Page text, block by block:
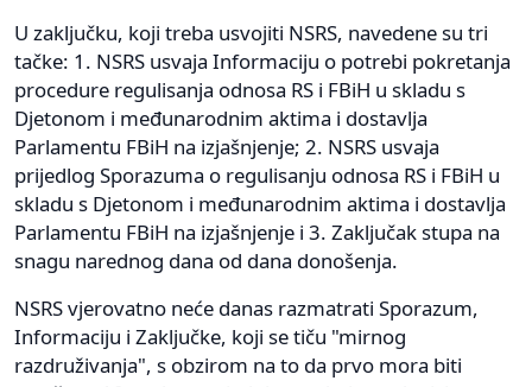
U zaključku, koji treba usvojiti NSRS, navedene su tri
tačke: 1. NSRS usvaja Informaciju o potrebi pokretanja
procedure regulisanja odnosa RS i FBiH u skladu s
Djetonom i međunarodnim aktima i dostavlja
Parlamentu FBiH na izjašnjenje; 2. NSRS usvaja
prijedlog Sporazuma o regulisanju odnosa RS i FBiH u
skladu s Djetonom i međunarodnim aktima i dostavlja
Parlamentu FBiH na izjašnjenje i 3. Zaključak stupa na
snagu narednog dana od dana donošenja.
NSRS vjerovatno neće danas razmatrati Sporazum,
Informaciju i Zaključke, koji se tiču "mirnog
razdruživanja", s obzirom na to da prvo mora biti